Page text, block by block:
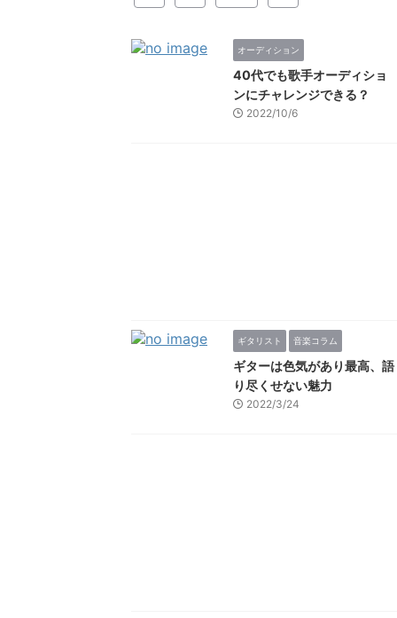
オーディション
40代でも歌手オーディショ
ンにチャレンジできる？
2022/10/6
ギタリスト 音楽コラム
ギターは色気があり最高、語
り尽くせない魅力
2022/3/24